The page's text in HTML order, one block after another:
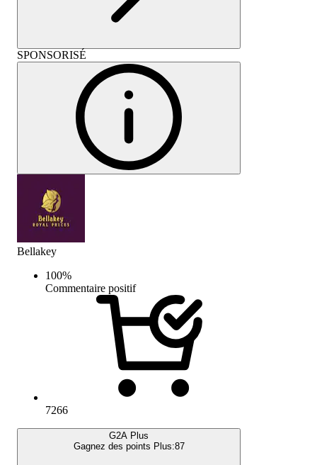
SPONSORISÉ
Bellakey
100%
Commentaire positif
7266
G2A Plus
Gagnez des points Plus:87